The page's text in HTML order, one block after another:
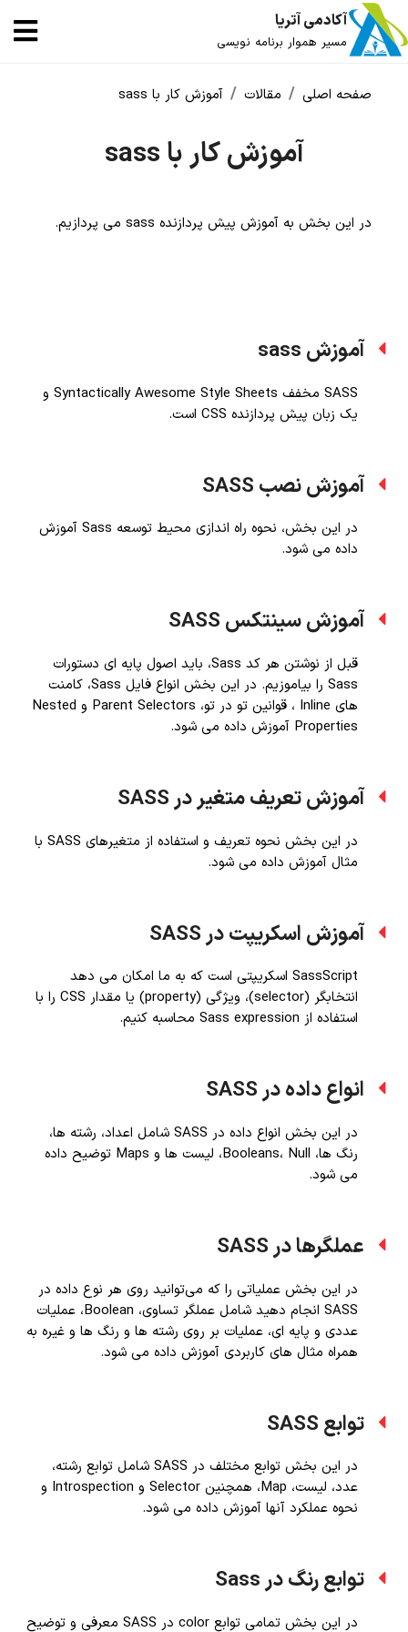
آکادمی آتریا
مسیر هموار برنامه نویسی
صفحه اصلی مقالات آموزش کار با sass
آموزش کار با sass
در این بخش به آموزش پیش پردازنده sass می پردازیم.
آموزش sass
SASS مخفف Syntactically Awesome Style Sheets و
یک زبان پیش پردازنده CSS است.
آموزش نصب SASS
در این بخش، نحوه راه اندازی محیط توسعه Sass آموزش
داده می شود.
آموزش سینتکس SASS
قبل از نوشتن هر کد Sass، باید اصول پایه ای دستورات
Sass را بیاموزیم. در این بخش انواع فایل Sass، کامنت
های Inline ، قوانین تو در تو، Parent Selectors و Nested
Properties آموزش داده می شود.
آموزش تعریف متغیر در SASS
در این بخش نحوه تعریف و استفاده از متغیرهای SASS با
مثال آموزش داده می شود.
آموزش اسکریپت در SASS
SassScript اسکریپتی است که به ما امکان می دهد
انتخابگر (selector)، ویژگی (property) یا مقدار CSS را با
استفاده از Sass expression محاسبه کنیم.
انواع داده در SASS
در این بخش انواع داده در SASS شامل اعداد، رشته ها،
رنگ ها، Booleans، Null، لیست ها و Maps توضیح داده
می شود.
عملگرها در SASS
در این بخش عملیاتی را که می‌توانید روی هر نوع داده در
SASS انجام دهید شامل عملگر تساوی، Boolean، عملیات
عددی و پایه ای، عملیات بر روی رشته ها و رنگ ها و غیره به
همراه مثال های کاربردی آموزش داده می شود.
توابع SASS
در این بخش توابع مختلف در SASS شامل توابع رشته،
عدد، لیست، Map، همچنین Selector و Introspection و
نحوه عملکرد آنها آموزش داده می شود.
توابع رنگ در Sass
در این بخش تمامی توابع color در SASS معرفی و توضیح